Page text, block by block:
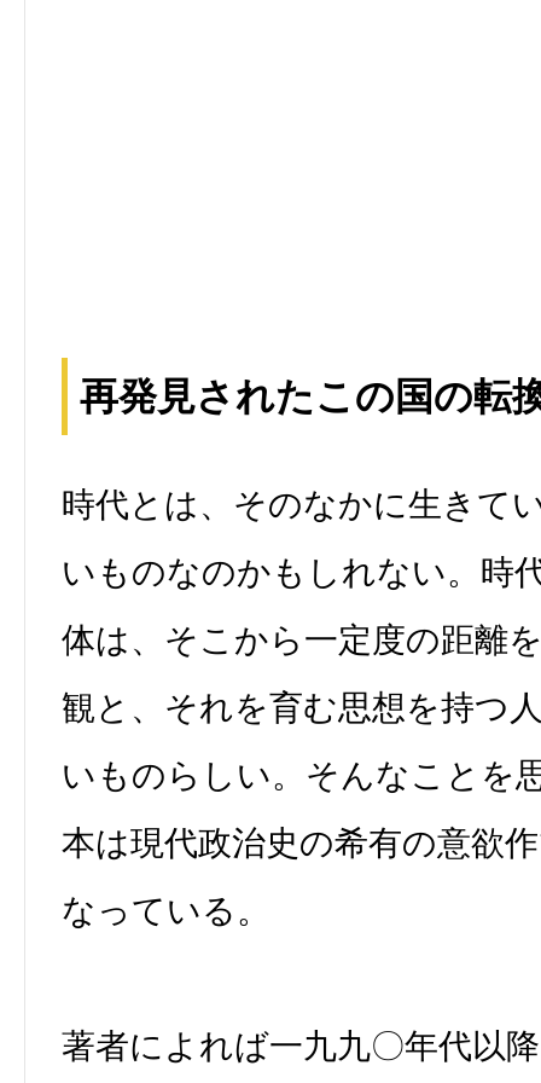
再発見されたこの国の転
時代とは、そのなかに生きて
いものなのかもしれない。時
体は、そこから一定度の距離
観と、それを育む思想を持つ
いものらしい。そんなことを
本は現代政治史の希有の意欲
なっている。
著者によれば一九九〇年代以